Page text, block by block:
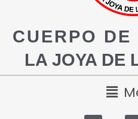
CUERPO
LA JOYA DE